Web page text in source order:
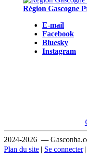
Région Gascogne
E-mail
Facebook
Bluesky
Instagram
2024-2026 —
Plan du site | Se connecter|